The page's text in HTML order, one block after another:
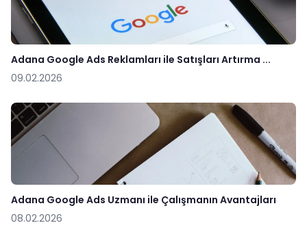
Adana Google Ads Reklamları ile Satışları Artırma ...
09.02.2026
Adana Google Ads Uzmanı ile Çalışmanın Avantajları
08.02.2026